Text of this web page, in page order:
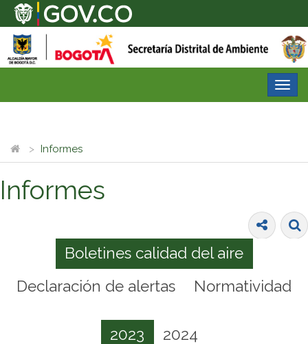
Informes
Informes
Boletines calidad del aire
Declaración de alertas
Normatividad
2023 2024